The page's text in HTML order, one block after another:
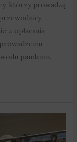
którzy prowadzą
z opłacania
pandemii.